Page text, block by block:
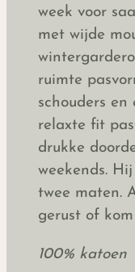
week voor
met wijde
ruimte
schouders en
relaxte fit
drukke
weekends.
twee maten.
gerust of
100% katoen